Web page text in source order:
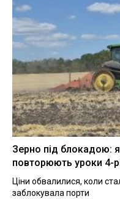
Зерно під блокадою:
повторюють уроки 4-
Ціни обвалилися, коли
заблокувала порти